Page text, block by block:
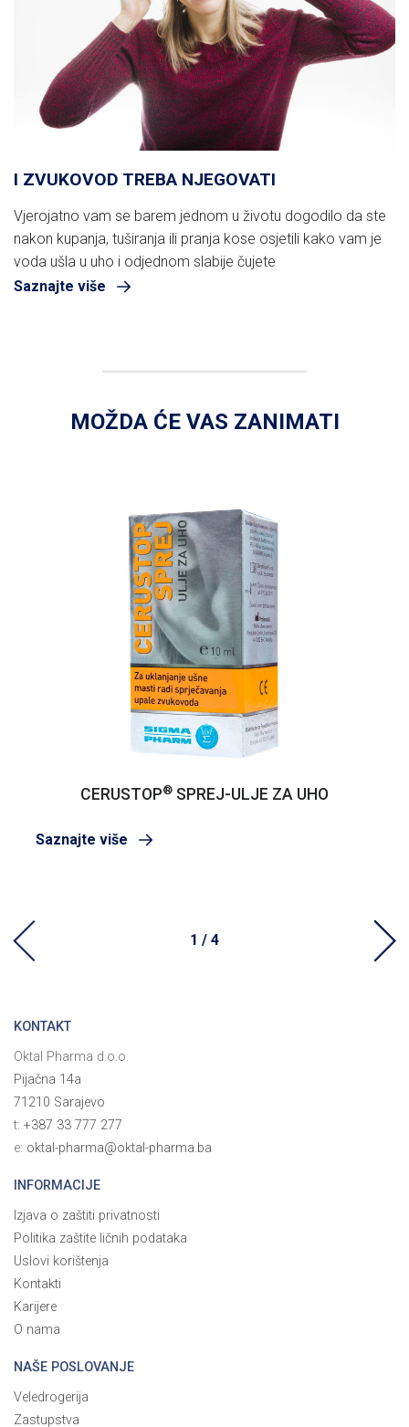
I ZVUKOVOD TREBA NJEGOVATI
Vjerojatno vam se barem jednom u životu dogodilo da ste
nakon kupanja, tuširanja ili pranja kose osjetili kako vam je
voda ušla u uho i odjednom slabije čujete
Saznajte više
MOŽDA ĆE VAS ZANIMATI
CERUSTOP® SPREJ-ULJE ZA UHO
Saznajte više
1 / 4
KONTAKT
Oktal Pharma d.o.o.
Pijačna 14a
71210 Sarajevo
t: +387 33 777 277
e: oktal-pharma@oktal-pharma.ba
INFORMACIJE
Izjava o zaštiti privatnosti
Politika zaštite ličnih podataka
Uslovi korištenja
Kontakti
Karijere
O nama
NAŠE POSLOVANJE
Veledrogerija
Zastupstva